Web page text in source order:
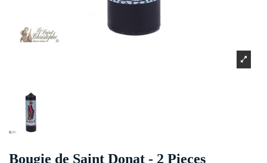
Bougie de Saint Donat - 2 Pieces